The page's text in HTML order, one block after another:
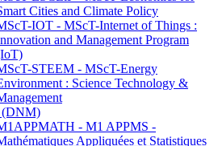
Cities and Climate Policy
IOT - MScT-Internet of Things :
and Management Program
STEEM - MScT-Energy
: Science Technology &
(DNM)
- M1 APPMS -
Appliquées et Statistiques